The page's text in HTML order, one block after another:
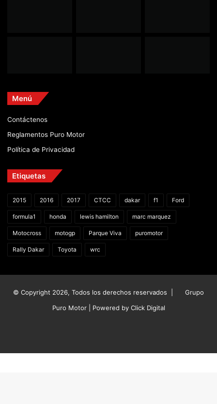
Menú
Contáctenos
Reglamentos Puro Motor
Política de Privacidad
Etiquetas
2015 2016 2017 CTCC dakar f1 Ford
formula1 honda lewis hamilton marc marquez
Motocross motogp Parque Viva puromotor
Rally Dakar Toyota wrc
© Copyright 2026, Todos los derechos reservados |
Grupo
Puro Motor | Powered by Click Digital